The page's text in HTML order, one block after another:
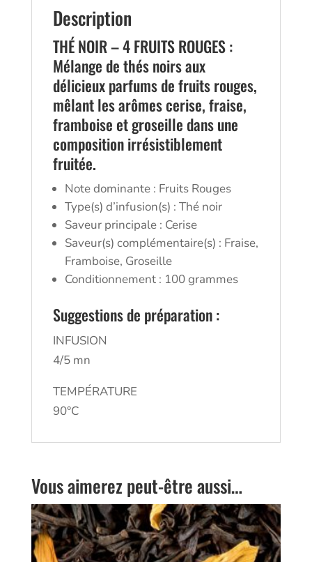
Description
THÉ NOIR – 4 FRUITS ROUGES :
Mélange de thés noirs aux
délicieux parfums de fruits rouges,
mêlant les arômes cerise, fraise,
framboise et groseille dans une
composition irrésistiblement
fruitée.
Note dominante : Fruits Rouges
Type(s) d’infusion(s) : Thé noir
Saveur principale : Cerise
Saveur(s) complémentaire(s) : Fraise,
Framboise, Groseille
Conditionnement : 100 grammes
Suggestions de préparation :
INFUSION
4/5 mn
TEMPÉRATURE
90°C
Vous aimerez peut-être aussi…